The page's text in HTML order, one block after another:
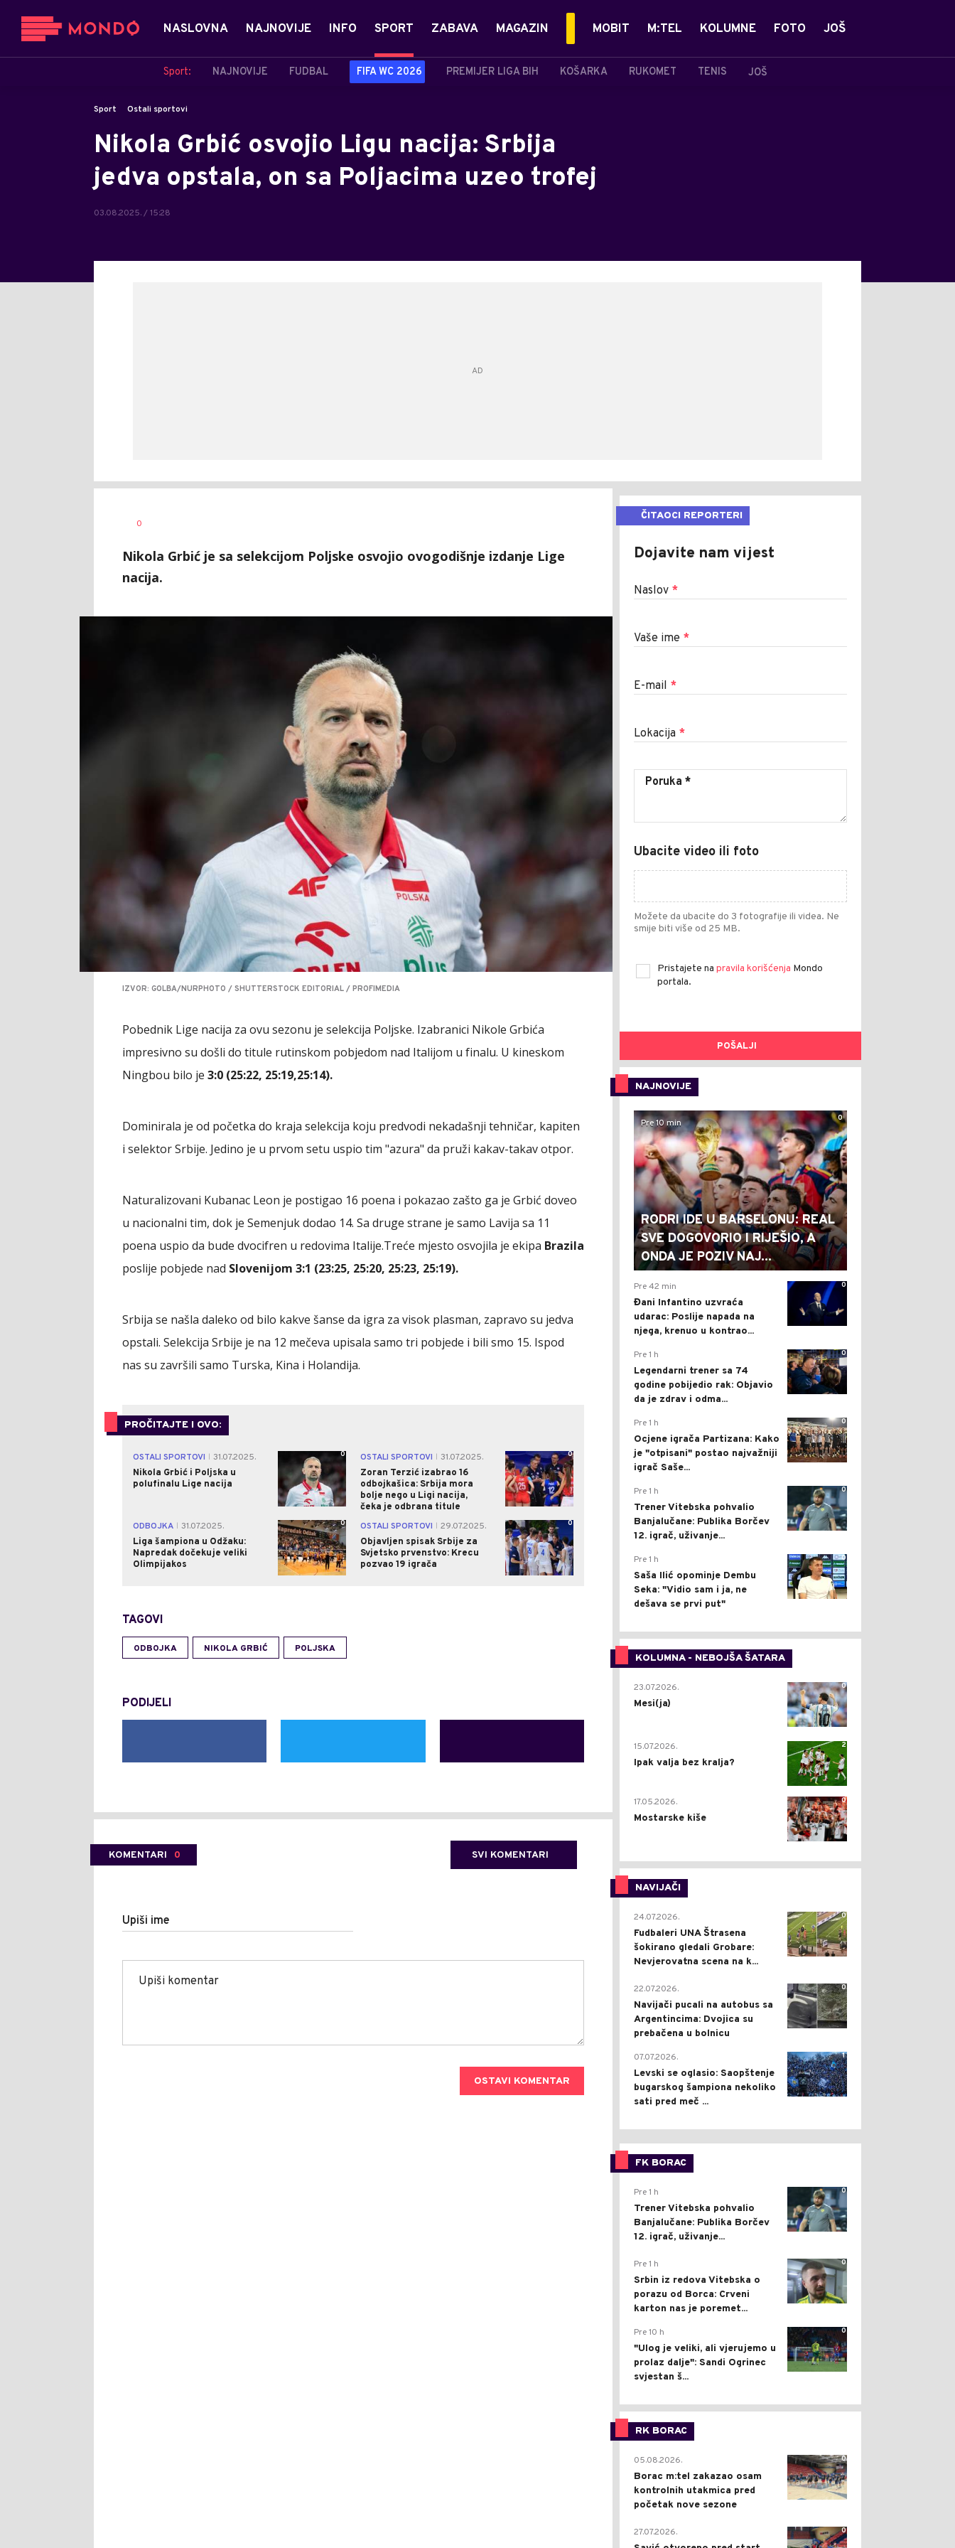
NASLOVNA NAJNOVIJE INFO SPORT
Sport: NAJNOVIJE FUDBAL FIFA WC 2026 PREMIJER LIGA BIH KOŠARKA RUKOMET TENIS JOŠ
ZABAVA MAGAZIN MOBIT M:TEL KOLUMNE FOTO JOŠ
Sport Ostali sportovi
Nikola Grbić osvojio Ligu nacija: Srbija
jedva opstala, on sa Poljacima uzeo trofej
03.08.2025. / 15:28
0
Nikola Grbić je sa selekcijom Poljske osvojio ovogodišnje izdanje Lige
nacija.
IZVOR: GOLBA/NURPHOTO / SHUTTERSTOCK EDITORIAL / PROFIMEDIA
Pobednik Lige nacija za ovu sezonu je selekcija Poljske. Izabranici Nikole Grbića
impresivno su došli do titule rutinskom pobjedom nad Italijom u finalu. U kineskom
Ningbou bilo je 3:0 (25:22, 25:19,25:14).
Dominirala je od početka do kraja selekcija koju predvodi nekadašnji tehničar, kapiten
i selektor Srbije. Jedino je u prvom setu uspio tim "azura" da pruži kakav-takav otpor.
Naturalizovani Kubanac Leon je postigao 16 poena i pokazao zašto ga je Grbić doveo
u nacionalni tim, dok je Semenjuk dodao 14. Sa druge strane je samo Lavija sa 11
poena uspio da bude dvocifren u redovima Italije.Treće mjesto osvojila je ekipa Brazila
poslije pobjede nad Slovenijom 3:1 (23:25, 25:20, 25:23, 25:19).
Srbija se našla daleko od bilo kakve šanse da igra za visok plasman, zapravo su jedva
opstali. Selekcija Srbije je na 12 mečeva upisala samo tri pobjede i bili smo 15. Ispod
nas su završili samo Turska, Kina i Holandija.
PROČITAJTE I OVO:
OSTALI SPORTOVI
31.07.2025.
Nikola Grbić i Poljska u
polufinalu Lige nacija
0 OSTALI SPORTOVI
31.07.2025.
Zoran Terzić izabrao 16
odbojkašica: Srbija mora
bolje nego u Ligi nacija,
čeka je odbrana titule
0
ODBOJKA
31.07.2025.
Liga šampiona u Odžaku:
Napredak dočekuje veliki
Olimpijakos
0 OSTALI SPORTOVI
29.07.2025.
Objavljen spisak Srbije za
Svjetsko prvenstvo: Krecu
pozvao 19 igrača
0
TAGOVI
ODBOJKA NIKOLA GRBIĆ POLJSKA
PODIJELI
KOMENTARI 0 SVI KOMENTARI
Upiši ime
OSTAVI KOMENTAR
ČITAOCI REPORTERI
Dojavite nam vijest
Naslov *
Vaše ime *
E-mail *
Lokacija *
Ubacite video ili foto
Možete da ubacite do 3 fotografije ili videa. Ne
smije biti više od 25 MB.
Pristajete na pravila korišćenja Mondo
portala.
POŠALJI
NAJNOVIJE
0
Pre 10 min
RODRI IDE U BARSELONU: REAL
SVE DOGOVORIO I RIJEŠIO, A
ONDA JE POZIV NAJ...
0
Pre 42 min
Đani Infantino uzvraća
udarac: Poslije napada na
njega, krenuo u kontrao...
0
Pre 1 h
Legendarni trener sa 74
godine pobijedio rak: Objavio
da je zdrav i odma...
0
Pre 1 h
Ocjene igrača Partizana: Kako
je "otpisani" postao najvažniji
igrač Saše...
0
Pre 1 h
Trener Vitebska pohvalio
Banjalučane: Publika Borčev
12. igrač, uživanje...
0
Pre 1 h
Saša Ilić opominje Dembu
Seka: "Vidio sam i ja, ne
dešava se prvi put"
KOLUMNA - NEBOJŠA ŠATARA
0
23.07.2026.
Mesi(ja)
2
15.07.2026.
Ipak valja bez kralja?
0
17.05.2026.
Mostarske kiše
NAVIJAČI
0
24.07.2026.
Fudbaleri UNA Štrasena
šokirano gledali Grobare:
Nevjerovatna scena na k...
0
22.07.2026.
Navijači pucali na autobus sa
Argentincima: Dvojica su
prebačena u bolnicu
1
07.07.2026.
Levski se oglasio: Saopštenje
bugarskog šampiona nekoliko
sati pred meč ...
FK BORAC
0
Pre 1 h
Trener Vitebska pohvalio
Banjalučane: Publika Borčev
12. igrač, uživanje...
0
Pre 1 h
Srbin iz redova Vitebska o
porazu od Borca: Crveni
karton nas je poremet...
0
Pre 10 h
"Ulog je veliki, ali vjerujemo u
prolaz dalje": Sandi Ogrinec
svjestan š...
RK BORAC
0
05.08.2026.
Borac m:tel zakazao osam
kontrolnih utakmica pred
početak nove sezone
0
27.07.2026.